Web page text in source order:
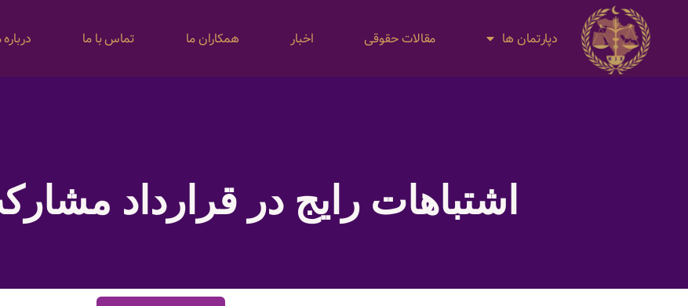
دپارتمان ها مقالات حقوقی اخبار همکاران ما تماس با ما درباره
اشتباهات رایج در قرارداد